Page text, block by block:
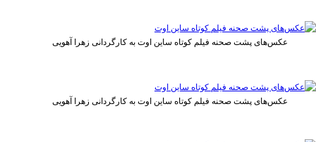
عکس‌های پشت صحنه فیلم کوتاه ساین اوت به کارگردانی زهرا آهویی
عکس‌های پشت صحنه فیلم کوتاه ساین اوت به کارگردانی زهرا آهویی